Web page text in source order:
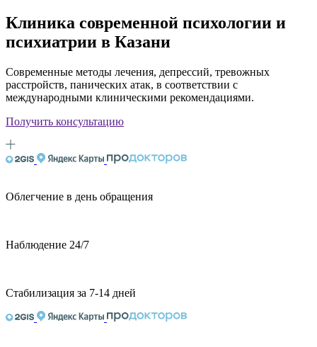
Клиника современной психологии и
психиатрии в Казани
Современные методы лечения, депрессий, тревожных
расстройств, панических атак, в соответствии с
международными клиническими рекомендациями.
Получить консультацию
Облегчение в день обращения
Наблюдение 24/7
Стабилизация за 7-14 дней